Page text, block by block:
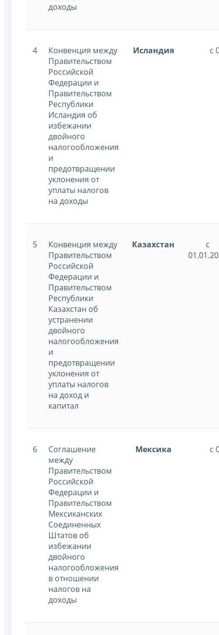
доходы
4
Конвенция между
Правительством
Российской
Федерации и
Правительством
Республики
Исландия об
избежании
двойного
налогообложения
и
предотвращении
уклонения от
уплаты налогов
на доходы
Исландия с
5
Конвенция между
Правительством
Российской
Федерации и
Правительством
Республики
Казахстан об
устранении
двойного
налогообложения
и
предотвращении
уклонения от
уплаты налогов
на доход и
капитал
Казахстан
с
6
Соглашение
между
Правительством
Российской
Федерации и
Правительством
Мексиканских
Соединенных
Штатов об
избежании
двойного
налогообложения
в отношении
налогов на
доходы
Мексика с